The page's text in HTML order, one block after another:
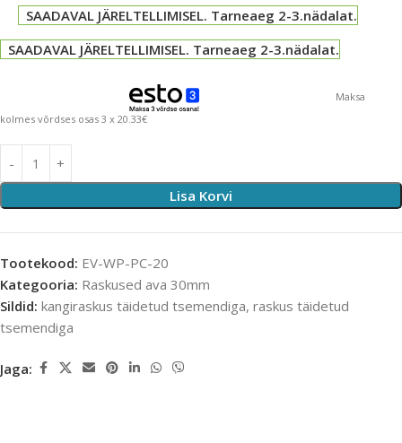
SAADAVAL JÄRELTELLIMISEL. Tarneaeg 2-3.nädalat.
SAADAVAL JÄRELTELLIMISEL. Tarneaeg 2-3.nädalat.
Maksa
kolmes võrdses osas 3 x 20.33€
Lisa Korvi
Tootekood: EV-WP-PC-20
Kategooria: Raskused ava 30mm
Sildid: kangiraskus täidetud tsemendiga, raskus täidetud
tsemendiga
Jaga: